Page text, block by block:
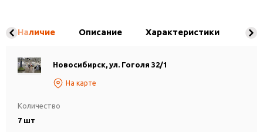
Наличие Описание Характеристики
Новосибирск, ул. Гоголя 32/1
На карте
Количество
7 шт